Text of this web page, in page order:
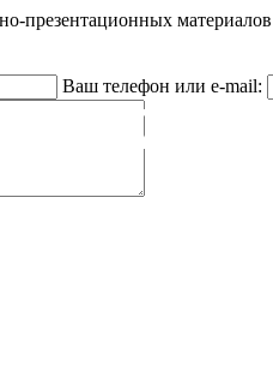
27
презентационных материалов
Ваш телефон или e-mail: